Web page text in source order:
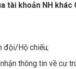
tài khoản NH khác
đội/Hộ chiếu;
thông tin về cư